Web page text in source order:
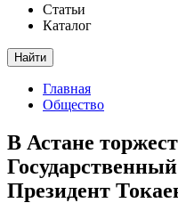
Статьи
Каталог
Найти
Главная
Общество
В Астане
Президент